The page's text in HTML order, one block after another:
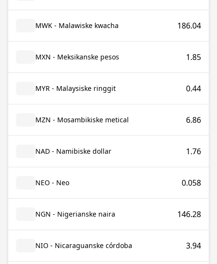
MWK - Malawiske kwacha 186.04
MXN - Meksikanske pesos 1.85
MYR - Malaysiske ringgit 0.44
MZN - Mosambikiske metical 6.86
NAD - Namibiske dollar 1.76
NEO - Neo 0.058
NGN - Nigerianske naira 146.28
NIO - Nicaraguanske córdoba 3.94